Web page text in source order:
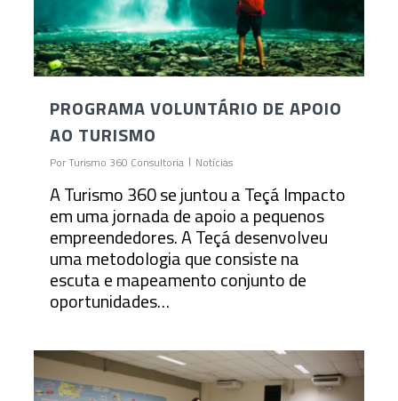
PROGRAMA VOLUNTÁRIO DE APOIO
AO TURISMO
PorTurismo 360 Consultoria Notícias
A Turismo 360 se juntou a Teçá Impacto
em uma jornada de apoio a pequenos
empreendedores. A Teçá desenvolveu
uma metodologia que consiste na
escuta e mapeamento conjunto de
oportunidades…